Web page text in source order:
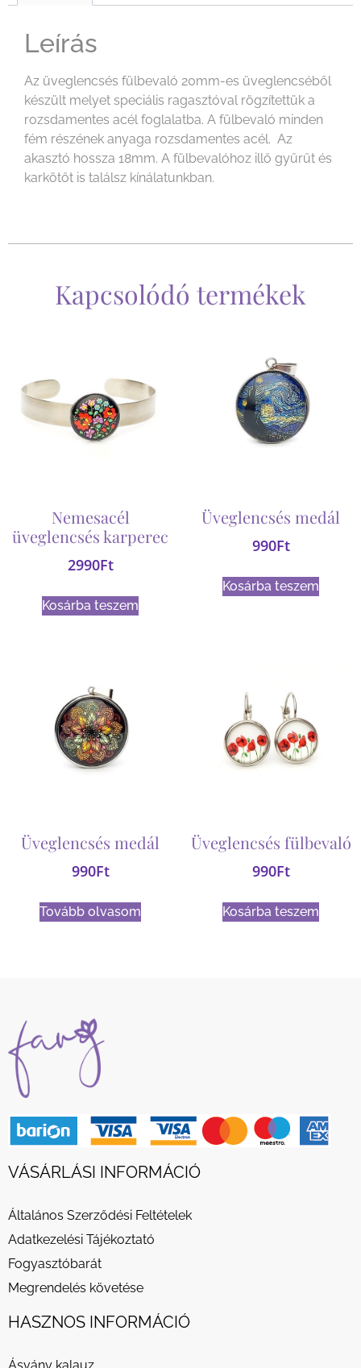
Leírás
Az üveglencsés fülbevaló 20mm-es üveglencséből
készült melyet speciális ragasztóval rögzítettük a
rozsdamentes acél foglalatba. A fülbevaló minden
fém részének anyaga rozsdamentes acél. Az
akasztó hossza 18mm. A fülbevalóhoz illő gyűrűt és
karkötőt is találsz kínálatunkban.
Kapcsolódó termékek
Nemesacél
üveglencsés karperec
2990Ft
Kosárba teszem
Üveglencsés medál
990Ft
Kosárba teszem
Üveglencsés medál
990Ft
Tovább olvasom
Üveglencsés fülbevaló
990Ft
Kosárba teszem
VÁSÁRLÁSI INFORMÁCIÓ
Általános Szerződési Feltételek
Adatkezelési Tájékoztató
Fogyasztóbarát
Megrendelés követése
HASZNOS INFORMÁCIÓ
Ásvány kalauz